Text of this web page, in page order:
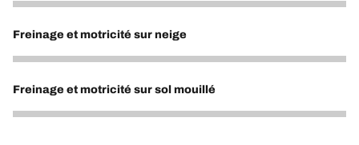
5
Freinage et motricité sur neige
5
Freinage et motricité sur sol mouillé
5